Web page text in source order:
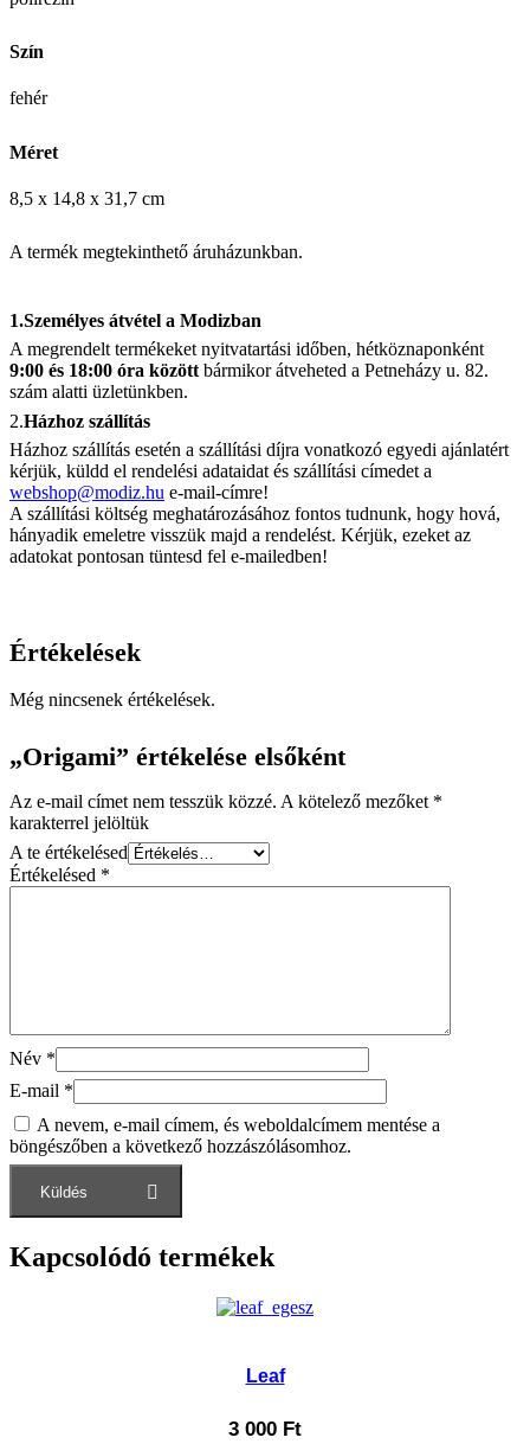
Szín
fehér
Méret
8,5 x 14,8 x 31,7 cm
A termék megtekinthető áruházunkban.
1.Személyes átvétel a Modizban
A megrendelt termékeket nyitvatartási időben, hétköznaponként
9:00 és 18:00 óra közöttbármikor átveheted a Petneházy u. 82.
szám alatti üzletünkben.
2.Házhoz szállítás
Házhoz szállítás esetén a szállítási díjra vonatkozó egyedi ajánlatért
kérjük, küldd el rendelési adataidat és szállítási címedet a
webshop@modiz.hu e-mail-címre!
A szállítási költség meghatározásához fontos tudnunk, hogy hová,
hányadik emeletre visszük majd a rendelést. Kérjük, ezeket az
adatokat pontosan tüntesd fel e-mailedben!
Értékelések
Még nincsenek értékelések.
„Origami” értékelése elsőként
Az e-mail címet nem tesszük közzé. A kötelező mezőket *
karakterrel jelöltük
A te értékelésed
Értékelésed *
Név *
E-mail *
A nevem, e-mail címem, és weboldalcímem mentése a
böngészőben a következő hozzászólásomhoz.
Kapcsolódó termékek
Leaf
3 000 Ft